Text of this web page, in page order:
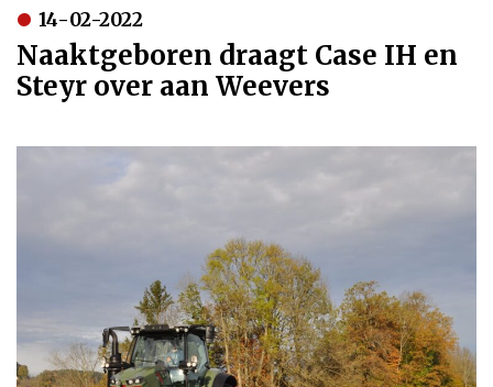
14-02-2022
Naaktgeboren draagt Case IH en
Steyr over aan Weevers